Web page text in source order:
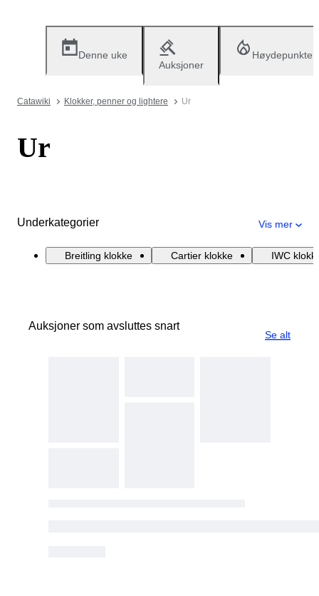
Denne uke
Auksjoner
Høydepunkter
Catawiki Klokker, penner og lightere Ur
Ur
Underkategorier Vis mer
Breitling klokke Cartier klokke IWC
Auksjoner som avsluttes snart
Se alt